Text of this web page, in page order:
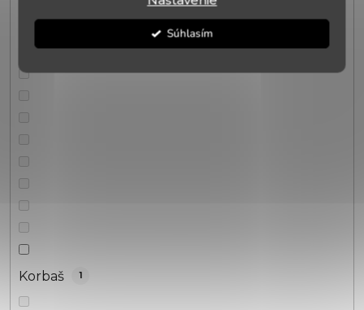
Súhlasím
Chateau Valandraud
Korbaš 1